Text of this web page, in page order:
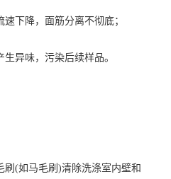
下降，面筋分离不彻底；
异味，污染后续样品。
(如马毛刷)清除洗涤室内壁和